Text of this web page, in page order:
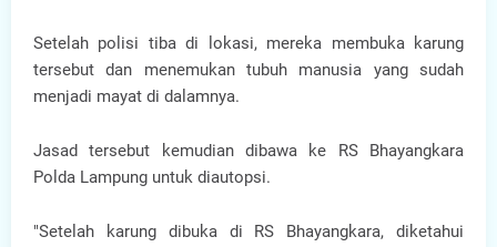
Setelah polisi tiba di lokasi, mereka membuka karung
tersebut dan menemukan tubuh manusia yang sudah
menjadi mayat di dalamnya.
Jasad tersebut kemudian dibawa ke RS Bhayangkara
Polda Lampung untuk diautopsi.
"Setelah karung dibuka di RS Bhayangkara, diketahui